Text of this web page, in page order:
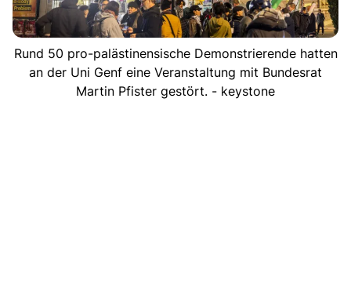
Rund 50 pro-palästinensische Demonstrierende hatten
an der Uni Genf eine Veranstaltung mit Bundesrat
Martin Pfister gestört. - keystone